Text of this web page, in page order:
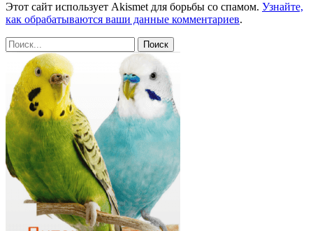
Этот сайт использует Akismet для борьбы со спамом. Узнайте,
как обрабатываются ваши данные комментариев.